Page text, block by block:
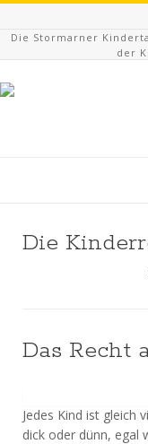
Die Stormarner
der
Die
Das Recht
Jedes Kind ist gleich
dick oder dünn, egal